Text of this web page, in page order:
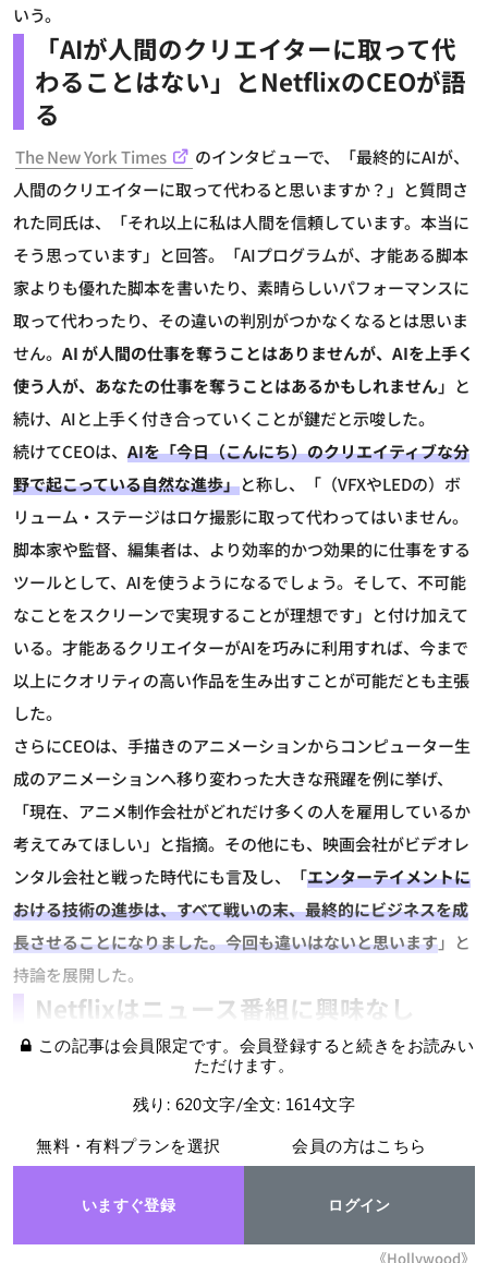
いう。
「AIが人間のクリエイターに取って代
わることはない」とNetflixのCEOが語
る
The New York Times
のインタビューで、「最終的にAIが、
人間のクリエイターに取って代わると思いますか？」と質問さ
れた同氏は、「それ以上に私は人間を信頼しています。本当に
そう思っています」と回答。「AIプログラムが、才能ある脚本
家よりも優れた脚本を書いたり、素晴らしいパフォーマンスに
取って代わったり、その違いの判別がつかなくなるとは思いま
せん。 AI が人間の仕事を奪うことはありませんが、AIを上手く
使う人が、あなたの仕事を奪うことはあるかもしれません」と
続け、AIと上手く付き合っていくことが鍵だと示唆した。
続けてCEOは、 AIを「今日（こんにち）のクリエイティブな分
野で起こっている自然な進歩」と称し、「（VFXやLEDの）ボ
リューム・ステージはロケ撮影に取って代わってはいません。
脚本家や監督、編集者は、より効率的かつ効果的に仕事をする
ツールとして、AIを使うようになるでしょう。そして、不可能
なことをスクリーンで実現することが理想です」と付け加えて
いる。才能あるクリエイターがAIを巧みに利用すれば、今まで
以上にクオリティの高い作品を生み出すことが可能だとも主張
した。
さらにCEOは、手描きのアニメーションからコンピューター生
成のアニメーションへ移り変わった大きな飛躍を例に挙げ、
「現在、アニメ制作会社がどれだけ多くの人を雇用しているか
考えてみてほしい」と指摘。その他にも、映画会社がビデオレ
ンタル会社と戦った時代にも言及し、「エンターテイメントに
おける技術の進歩は、すべて戦いの末、最終的にビジネスを成
長させることになりました。今回も違いはないと思います」と
持論を展開した。
Netflixはニュース番組に興味なし
この記事は会員限定です。会員登録すると続きをお読みい
ただけます。
残り: 620文字/全文: 1614文字
無料・有料プランを選択
いますぐ登録
会員の方はこちら
ログイン
《Hollywood》